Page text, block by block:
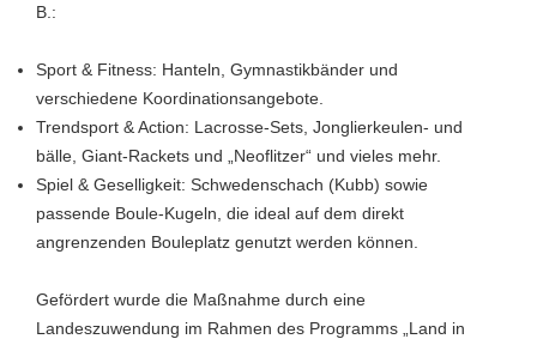
B.:
Sport & Fitness: Hanteln, Gymnastikbänder und
verschiedene Koordinationsangebote.
Trendsport & Action: Lacrosse-Sets, Jonglierkeulen- und
bälle, Giant-Rackets und „Neoflitzer“ und vieles mehr.
Spiel & Geselligkeit: Schwedenschach (Kubb) sowie
passende Boule-Kugeln, die ideal auf dem direkt
angrenzenden Bouleplatz genutzt werden können.
Gefördert wurde die Maßnahme durch eine
Landeszuwendung im Rahmen des Programms „Land in